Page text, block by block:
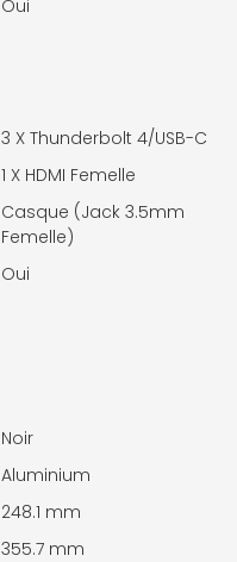
Oui
3 X Thunderbolt 4/USB-C
1 X HDMI Femelle
Casque (Jack 3.5mm
Femelle)
Oui
Noir
Aluminium
248.1 mm
355.7 mm